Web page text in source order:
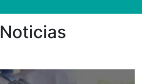
Noticias